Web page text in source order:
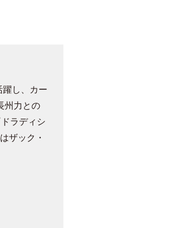
躍し、カー
州力との
ラディシ
ザック・